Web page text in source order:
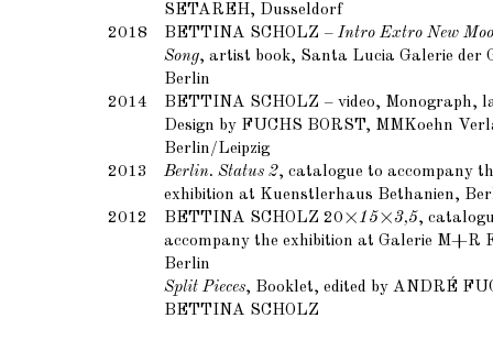
SETAREH, Dusseldorf
2018
BETTINA SCHOLZ – Intro Extro New
Song, artist book, Santa Lucia Galerie der
Berlin
2014
BETTINA SCHOLZ – video, Monograph,
Design by FUCHS BORST, MMKoehn
Berlin/Leipzig
2013
Berlin. Status 2, catalogue to accompany
exhibition at Kuenstlerhaus Bethanien,
2012
BETTINA SCHOLZ 20×15×3,5,
accompany the exhibition at Galerie M+R
Berlin
Split Pieces, Booklet, edited by ANDRÉ
BETTINA SCHOLZ